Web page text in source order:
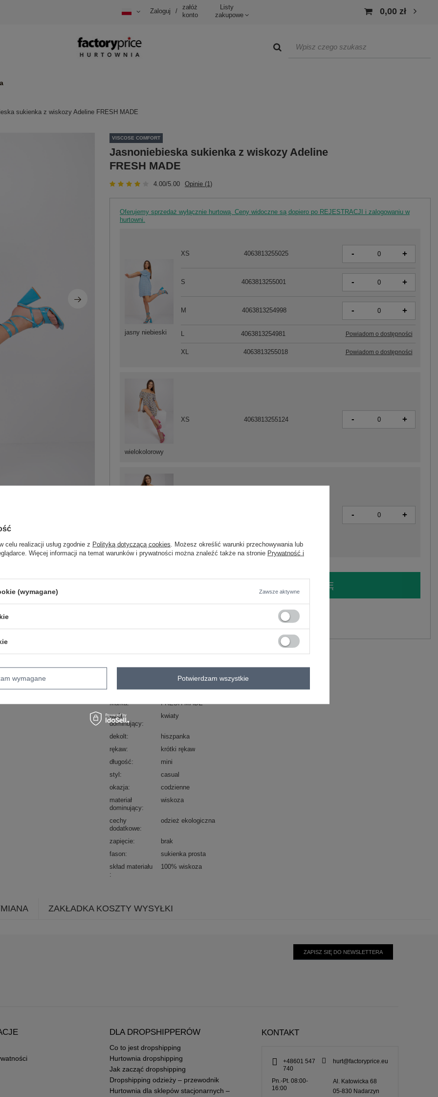
Zaloguj /
załóż
konto
Listy
zakupowe
0,00 zł
sukienka z wiskozy Adeline FRESH MADE
VISCOSE COMFORT
Jasnoniebieska sukienka z wiskozy Adeline
FRESH MADE
4.00/5.00 Opinie (1)
Oferujemy sprzedaż wyłącznie hurtową. Ceny widoczne są dopiero po REJESTRACJI i zalogowaniu w
hurtowni.
wielokolorowy
XS 4063813255124 - +
czerwony
- +
jasny niebieski
XS 4063813255025 - +
S 4063813255001 - +
M 4063813254998 - +
L 4063813254981 Powiadom o dostępności
XL 4063813255018 Powiadom o dostępności
ZALOGUJ SIĘ I ZOBACZ CENĘ
sposób prania: pranie w pralce w 30°C
Kod produktu
D73771M30145H
Marka
FRESH MADE
wzór
dominujący
kwiaty
dekolt
hiszpanka
rękaw
krótki rękaw
długość
mini
styl
casual
okazja
codzienne
materiał
dominujący
wiskoza
cechy
dodatkowe
odzież ekologiczna
zapięcie
brak
fason
sukienka prosta
skład materiału
100% wiskoza
ZAKŁADKA KOSZTY WYSYŁKI
ZAPISZ SIĘ DO NEWSLETTERA
DLA DROPSHIPPERÓW
Co to jest dropshipping
Hurtownia dropshipping
Jak zacząć dropshipping
Dropshipping odzieży – przewodnik
Hurtownia dla sklepów stacjonarnych –
KONTAKT
+48601 547
740
hurt@factoryprice.eu
Pn.-Pt. 08:00-
16:00
Al. Katowicka 68
05-830 Nadarzyn
celu realizacji usług zgodnie z Polityką dotyczącą cookies . Możesz określić warunki przechowywania lub
Więcej informacji na temat warunków i prywatności można znaleźć także na stronie Prywatność i
(wymagane) Zawsze aktywne
wymagane Potwierdzam wszystkie